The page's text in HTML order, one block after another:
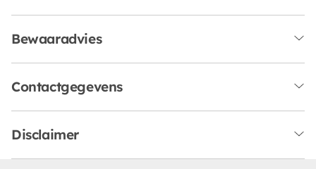
Bewaaradvies
Contactgegevens
Disclaimer